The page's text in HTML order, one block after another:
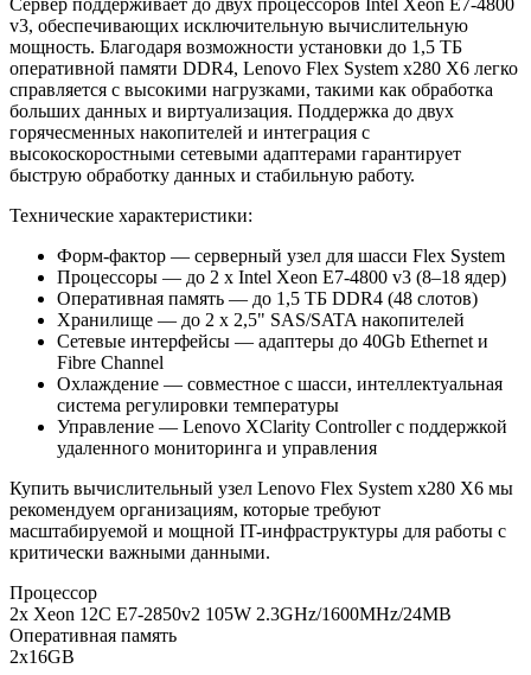
v3, обеспечивающих исключительную вычислительную
мощность. Благодаря возможности установки до 1,5 ТБ
оперативной памяти DDR4, Lenovo Flex System x280 X6 легко
справляется с высокими нагрузками, такими как обработка
больших данных и виртуализация. Поддержка до двух
горячесменных накопителей и интеграция с
высокоскоростными сетевыми адаптерами гарантирует
быструю обработку данных и стабильную работу.
Технические характеристики:
Форм-фактор — серверный узел для шасси Flex System
Процессоры — до 2 x Intel Xeon E7-4800 v3 (8–18 ядер)
Оперативная память — до 1,5 ТБ DDR4 (48 слотов)
Хранилище — до 2 x 2,5" SAS/SATA накопителей
Сетевые интерфейсы — адаптеры до 40Gb Ethernet и
Fibre Channel
Охлаждение — совместное с шасси, интеллектуальная
система регулировки температуры
Управление — Lenovo XClarity Controller с поддержкой
удаленного мониторинга и управления
Купить вычислительный узел Lenovo Flex System x280 X6 мы
рекомендуем организациям, которые требуют
масштабируемой и мощной IT-инфраструктуры для работы с
критически важными данными.
Процессор
2x Xeon 12C E7-2850v2 105W 2.3GHz/1600MHz/24MB
Оперативная память
2x16GB